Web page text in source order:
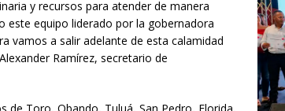
y recursos para atender de manera
este equipo liderado por la gobernadora
vamos a salir adelante de esta calamidad
Ramírez, secretario de